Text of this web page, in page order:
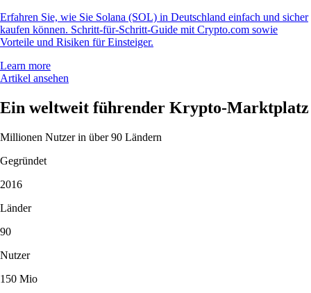
Erfahren Sie, wie Sie Solana (SOL) in Deutschland einfach und sicher
kaufen können. Schritt-für-Schritt-Guide mit Crypto.com sowie
Vorteile und Risiken für Einsteiger.
Learn more
Artikel ansehen
Ein weltweit führender Krypto-Marktplatz
Millionen Nutzer in über 90 Ländern
Gegründet
2016
Länder
90
Nutzer
150 Mio